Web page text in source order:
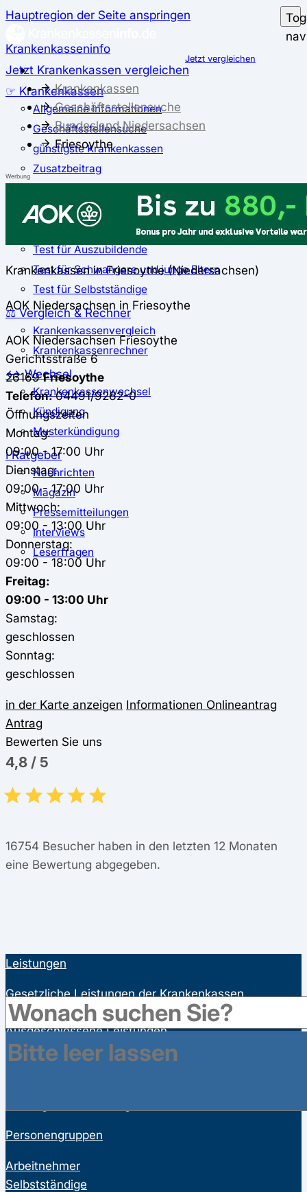
Hauptregion der Seite anspringen
Krankenkasseninfo
Jetzt Krankenkassen vergleichen
☞ Krankenkassen
Allgemeine Informationen
Geschäftsstellensuche
günstigste Krankenkassen
Zusatzbeitrag
Der große Krankenkassentest
Test für Studierende
Test für Auszubildende
Test für Schwangere und junge Eltern
Test für Selbstständige
⚖️ Vergleich & Rechner
Krankenkassenvergleich
Krankenkassenrechner
↔ Wechsel
Krankenkassenwechsel
Kündigung
Musterkündigung
ℹ Ratgeber
Nachrichten
Magazin
Pressemitteilungen
Interviews
Leserfragen
Jetzt vergleichen
Krankenkassen
Geschäftsstellensuche
Bundesland Niedersachsen
Friesoythe
Werbung
Krankenkassen in Friesoythe (Niedersachsen)
AOK Niedersachsen in Friesoythe
AOK Niedersachsen Friesoythe
Gerichtsstraße 6
26169Friesoythe
Telefon:04491/9262-0
Öffnungszeiten
Montag:
09:00 - 17:00 Uhr
Dienstag:
09:00 - 17:00 Uhr
Mittwoch:
09:00 - 13:00 Uhr
Donnerstag:
09:00 - 18:00 Uhr
Freitag:
09:00 - 13:00 Uhr
Samstag:
geschlossen
Sonntag:
geschlossen
in der Karte anzeigen Informationen Onlineantrag
Antrag
Bewerten Sie uns
4,8 / 5
16754 Besucher haben in den letzten 12 Monaten
eine Bewertung abgegeben.
Leistungen
Gesetzliche Leistungen der Krankenkassen
Satzungsleistungen der Krankenkassen
Ausgeschlossene Leistungen
Familienversicherung
Personengruppen
Arbeitnehmer
Selbstständige